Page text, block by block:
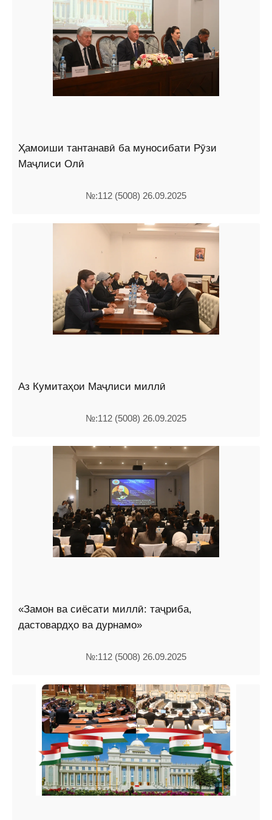
Ҳамоиши тантанавӣ ба муносибати Рӯзи
Маҷлиси Олӣ
№:112 (5008) 26.09.2025
Аз Кумитаҳои Маҷлиси миллӣ
№:112 (5008) 26.09.2025
«Замон ва сиёсати миллӣ: таҷриба,
дастовардҳо ва дурнамо»
№:112 (5008) 26.09.2025